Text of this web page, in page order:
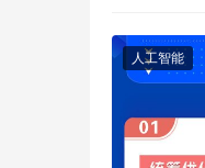
人工智能